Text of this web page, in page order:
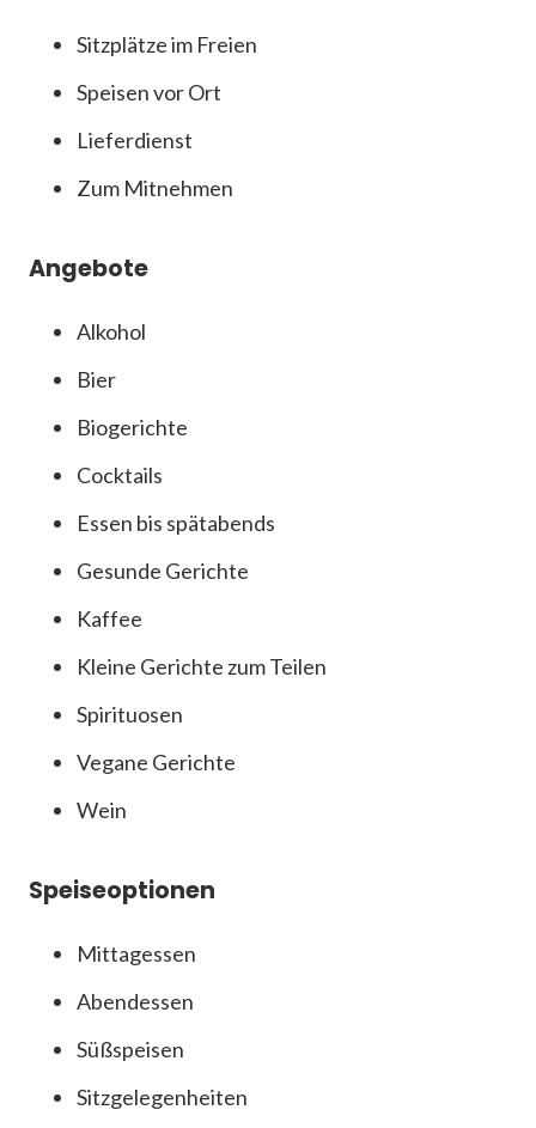
Sitzplätze im Freien
Speisen vor Ort
Lieferdienst
Zum Mitnehmen
Angebote
Alkohol
Bier
Biogerichte
Cocktails
Essen bis spätabends
Gesunde Gerichte
Kaffee
Kleine Gerichte zum Teilen
Spirituosen
Vegane Gerichte
Wein
Speiseoptionen
Mittagessen
Abendessen
Süßspeisen
Sitzgelegenheiten